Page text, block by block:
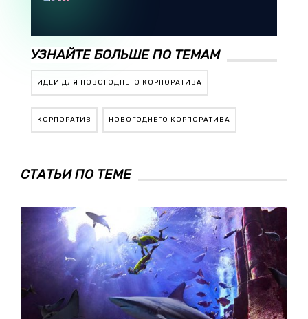
УЗНАЙТЕ БОЛЬШЕ ПО ТЕМАМ
ИДЕИ ДЛЯ НОВОГОДНЕГО КОРПОРАТИВА
КОРПОРАТИВ НОВОГОДНЕГО КОРПОРАТИВА
СТАТЬИ ПО ТЕМЕ